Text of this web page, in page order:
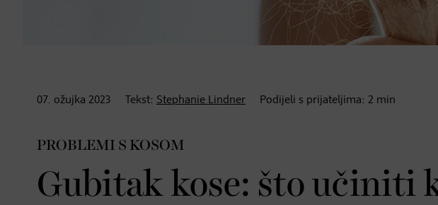
07. ožujka 2023 Tekst: Stephanie Lindner Podijeli s prijateljima: 2 min
PROBLEMI S KOSOM
Gubitak kose: što učiniti